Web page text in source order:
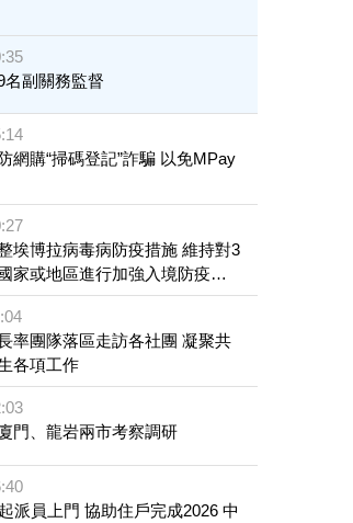
名副關務監督
網購“掃碼登記”詐騙 以免MPay
埃博拉病毒病防疫措施 維持對3
家或地區進行加強入境防疫措
率團隊落區走訪各社團 凝聚共
各項工作
門、龍岩兩市考察調研
助住戶完成2026 中